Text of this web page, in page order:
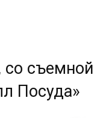
со съемной
Посуда»